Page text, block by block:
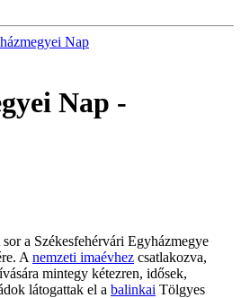
Nap
Nap -
a Székesfehérvári Egyházmegye
A nemzeti imaévhez csatlakozva,
mintegy kétezren, idősek,
látogattak el a balinkai Tölgyes